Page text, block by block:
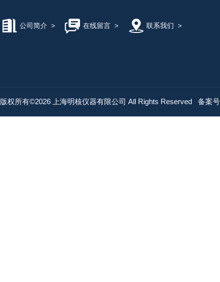
公司简介 > 在线留言> 联系我们 >
版权所有©2026 上海明核仪器有限公司 All Rights Reserved 备案